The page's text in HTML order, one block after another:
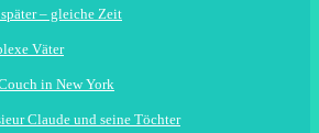
später – gleiche Zeit
Väter
in New York
Claude und seine Töchter